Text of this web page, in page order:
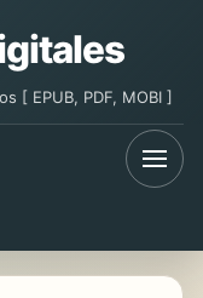
[ EPUB, PDF, MOBI ]